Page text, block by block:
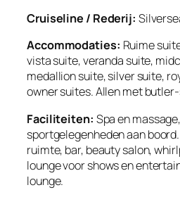
Cruiseline / Rederij:
Accommodaties: Ruime
vista suite, veranda suite,
medallion suite, silver suite,
owner suites. Allen met
Faciliteiten: Spa en
sportgelegenheden aan
ruimte, bar, beauty salon,
lounge voor shows en
lounge.